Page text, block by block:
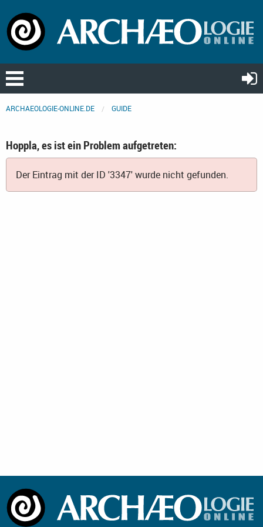
ARCHAEOLOGIE-ONLINE.DE GUIDE
Hoppla, es ist ein Problem aufgetreten:
Der Eintrag mit der ID '3347' wurde nicht gefunden.